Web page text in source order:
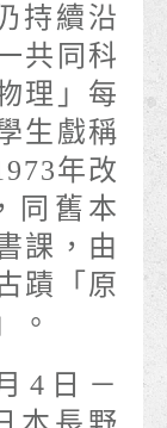
持續沿
共同科
理」每
生戲稱
年改
同舊本
課，由
蹟「原
。
4日－